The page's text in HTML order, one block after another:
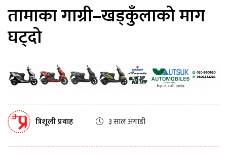
तामाका गाग्री–खड्कुँलाको माग
घट्दो
त्रिशूली प्रवाह ३ साल अगाडी